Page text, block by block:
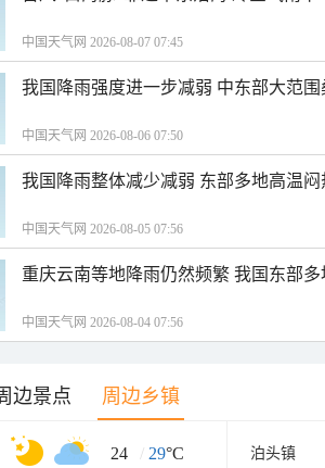
中国天气网 2026-08-07 07:45
我国降雨强度进一步减弱 中东部大范
中国天气网 2026-08-06 07:50
我国降雨整体减少减弱 东部多地高温闷
中国天气网 2026-08-05 07:56
重庆云南等地降雨仍然频繁 我国东部
中国天气网 2026-08-04 07:56
边景点 周边乡镇
24 / 29°C 泊头镇